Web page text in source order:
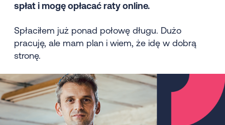
spłat i mogę opłacać raty online.
Spłaciłem już ponad połowę długu. Dużo
pracuję, ale mam plan i wiem, że idę w dobrą
stronę.